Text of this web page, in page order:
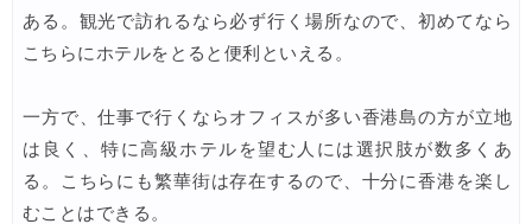
ある。観光で訪れるなら必ず行く場所なので、初めてなら
こちらにホテルをとると便利といえる。
一方で、仕事で行くならオフィスが多い香港島の方が立地
は良く、特に高級ホテルを望む人には選択肢が数多くあ
る。こちらにも繁華街は存在するので、十分に香港を楽し
むことはできる。